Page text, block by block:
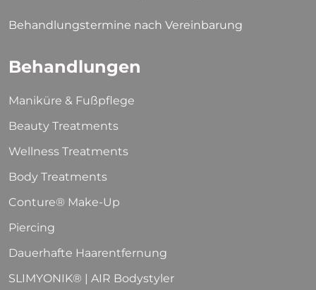
Behandlungstermine nach Vereinbarung
Behandlungen
Maniküre & Fußpflege
Beauty Treatments
Wellness Treatments
Body Treatments
Conture® Make-Up
Piercing
Dauerhafte Haarentfernung
SLIMYONIK® | AIR Bodystyler